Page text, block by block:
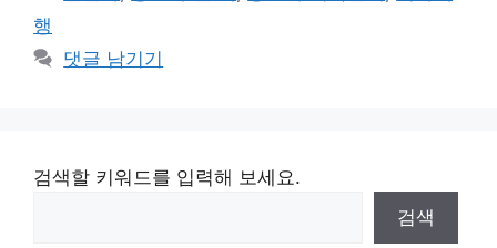
행
댓글 남기기
검색할 키워드를 입력해 보세요.
검색